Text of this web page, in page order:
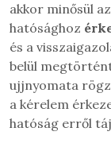
akkor minősül
hatósághoz
és a
belül
ujjnyomata
a kérelem
hatóság erről